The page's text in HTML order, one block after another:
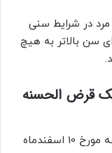
در شرایط سنی
سن بالاتر به هیچ
قرض الحسنه
آزمون کتبی رأس ساعت 9:00 صبح پنجشنبه مورخ 10 اسفندماه